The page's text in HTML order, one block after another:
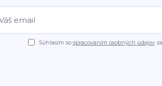
Súhlasím so spracovaním osobných údajov